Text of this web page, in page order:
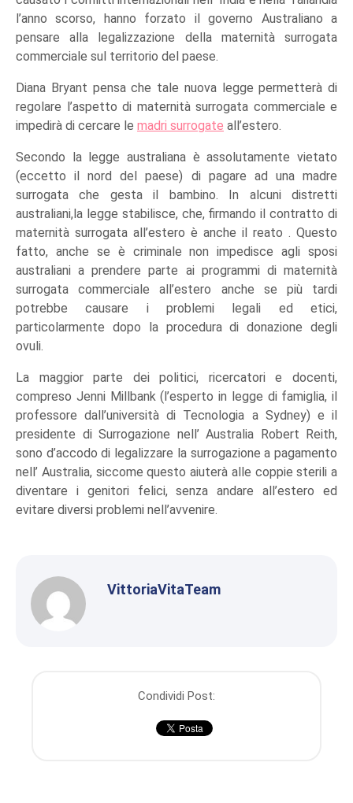
l’anno scorso, hanno forzato il governo Australiano a
pensare alla legalizzazione della maternità surrogata
commerciale sul territorio del paese.
Diana Bryant pensa che tale nuova legge permetterà di
regolare l’aspetto di maternità surrogata commerciale e
impedirà di cercare le madri surrogate all’estero.
Secondo la legge australiana è assolutamente vietato
(eccetto il nord del paese) di pagare ad una madre
surrogata che gesta il bambino. In alcuni distretti
australiani,la legge stabilisce, che, firmando il contratto di
maternità surrogata all’estero è anche il reato . Questo
fatto, anche se è criminale non impedisce agli sposi
australiani a prendere parte ai programmi di maternità
surrogata commerciale all’estero anche se più tardi
potrebbe causare i problemi legali ed etici,
particolarmente dopo la procedura di donazione degli
ovuli.
La maggior parte dei politici, ricercatori e docenti,
compreso Jenni Millbank (l’esperto in legge di famiglia, il
professore dall’università di Tecnologia a Sydney) e il
presidente di Surrogazione nell’ Australia Robert Reith,
sono d’accodo di legalizzare la surrogazione a pagamento
nell’ Australia, siccome questo aiuterà alle coppie sterili a
diventare i genitori felici, senza andare all’estero ed
evitare diversi problemi nell’avvenire.
VittoriaVitaTeam
Condividi Post: